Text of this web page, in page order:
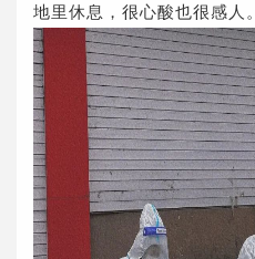
地里休息，很心酸也很感人。